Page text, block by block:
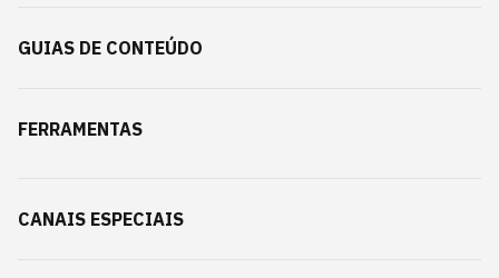
GUIAS DE CONTEÚDO
FERRAMENTAS
CANAIS ESPECIAIS